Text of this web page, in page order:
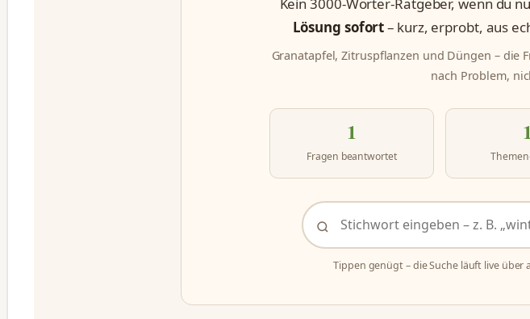
Lösung sofort– kurz, erprobt, aus
Granatapfel, Zitruspflanzen und Düngen – die
nach Problem,
1
Fragen beantwortet
Tippen genügt – die Suche läuft live über